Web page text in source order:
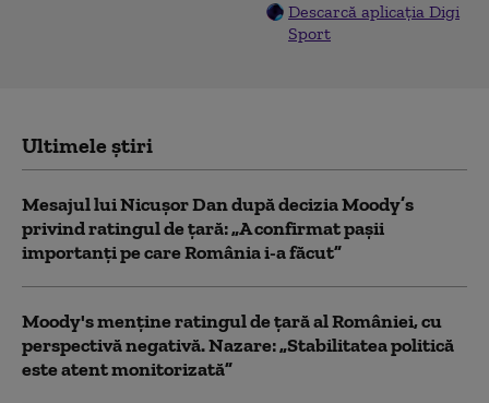
Descarcă aplicația Digi
Sport
Ultimele știri
Mesajul lui Nicușor Dan după decizia Moody’s
privind ratingul de țară: „A confirmat pașii
importanți pe care România i-a făcut”
Moody's menține ratingul de țară al României, cu
perspectivă negativă. Nazare: „Stabilitatea politică
este atent monitorizată”